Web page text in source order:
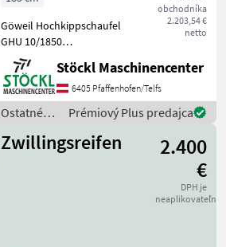
obchodníka
2.203,54 €
netto
Göweil Hochkippschaufel
GHU 10/1850
doppelwirkend mit
Aufsatzwände und
Euroaufnahme. (A). Funkcia
Tip: dvojčinná hydraulika,
Ostatné traktorové
komponenty Sklápacia
Stöckl Maschinencenter
6405 Pfaffenhofen/Telfs
Ostatné
komponenty
Prémiový Plus predajca
Zwillingsreifen
2.400
€
DPH je
neaplikovateľné